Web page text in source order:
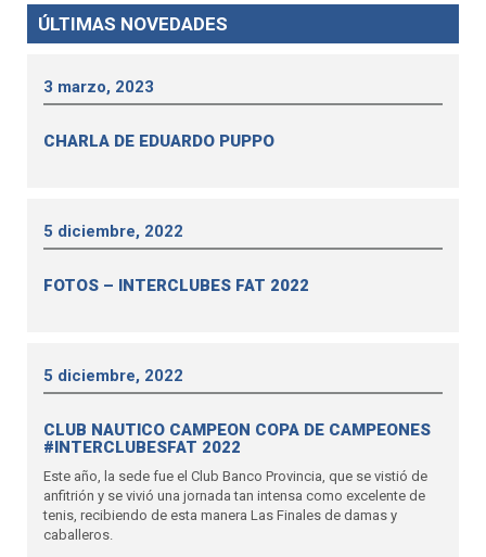
ÚLTIMAS NOVEDADES
3 marzo, 2023
CHARLA DE EDUARDO PUPPO
5 diciembre, 2022
FOTOS – INTERCLUBES FAT 2022
5 diciembre, 2022
CLUB NAUTICO CAMPEON COPA DE CAMPEONES
#INTERCLUBESFAT 2022
Este año, la sede fue el Club Banco Provincia, que se vistió de
anfitrión y se vivió una jornada tan intensa como excelente de
tenis, recibiendo de esta manera Las Finales de damas y
caballeros.